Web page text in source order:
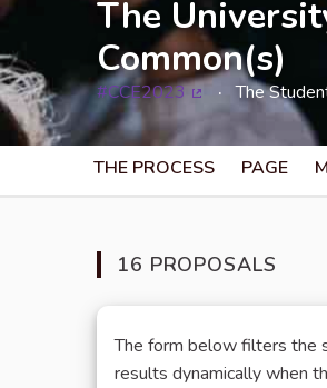
The
Common(s)
#CCE2023
(External link)
The
THE PROCESS PAGE
16 PROPOSALS
The form below filters the
results dynamically when